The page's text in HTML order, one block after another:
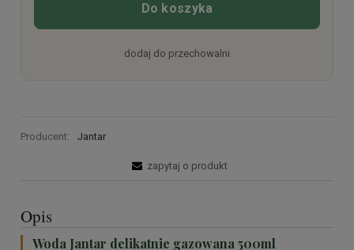
Do koszyka
dodaj do przechowalni
Producent: Jantar
zapytaj o produkt
Opis
Woda Jantar delikatnie gazowana 500ml